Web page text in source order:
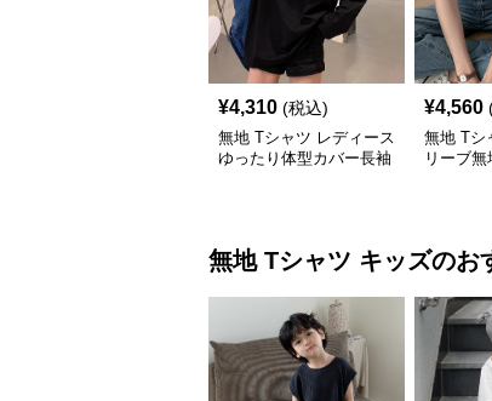
¥4,310 (税込)
無地 Tシャツ レディース
ゆったり体型カバー長袖
¥4,560
無地 Tシ
リーブ
無地 Tシャツ キッズのお